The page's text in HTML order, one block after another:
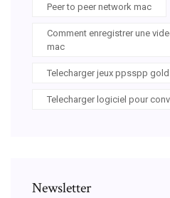
Peer to peer network mac
Comment enregistrer une
mac
Telecharger jeux ppsspp
Telecharger logiciel pour
Newsletter